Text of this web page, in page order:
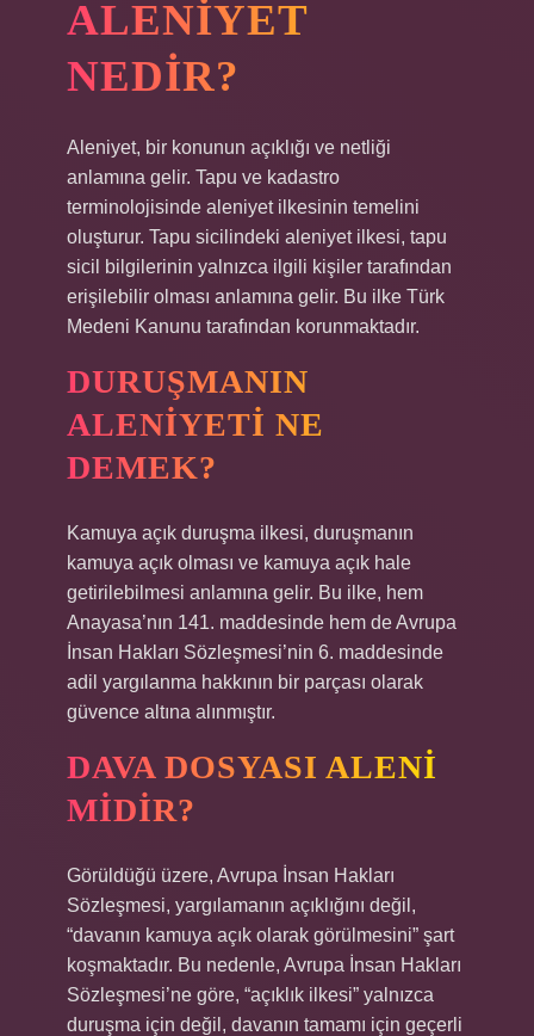
ALENIYET
NEDIR?
Aleniyet, bir konunun açıklığı ve netliği
anlamına gelir. Tapu ve kadastro
terminolojisinde aleniyet ilkesinin temelini
oluşturur. Tapu sicilindeki aleniyet ilkesi, tapu
sicil bilgilerinin yalnızca ilgili kişiler tarafından
erişilebilir olması anlamına gelir. Bu ilke Türk
Medeni Kanunu tarafından korunmaktadır.
DURUŞMANIN
ALENIYETI NE
DEMEK?
Kamuya açık duruşma ilkesi, duruşmanın
kamuya açık olması ve kamuya açık hale
getirilebilmesi anlamına gelir. Bu ilke, hem
Anayasa’nın 141. maddesinde hem de Avrupa
İnsan Hakları Sözleşmesi’nin 6. maddesinde
adil yargılanma hakkının bir parçası olarak
güvence altına alınmıştır.
DAVA DOSYASI ALENI
MIDIR?
Görüldüğü üzere, Avrupa İnsan Hakları
Sözleşmesi, yargılamanın açıklığını değil,
“davanın kamuya açık olarak görülmesini” şart
koşmaktadır. Bu nedenle, Avrupa İnsan Hakları
Sözleşmesi’ne göre, “açıklık ilkesi” yalnızca
duruşma için değil, davanın tamamı için geçerli